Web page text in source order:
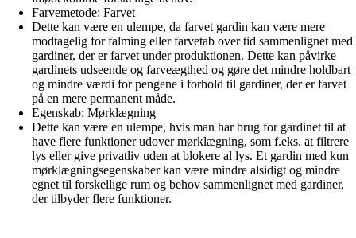
Farvemetode: Farvet
Dette kan være en ulempe, da farvet gardin kan være mere
modtagelig for falming eller farvetab over tid sammenlignet med
gardiner, der er farvet under produktionen. Dette kan påvirke
gardinets udseende og farveægthed og gøre det mindre holdbart
og mindre værdi for pengene i forhold til gardiner, der er farvet
på en mere permanent måde.
Egenskab: Mørklægning
Dette kan være en ulempe, hvis man har brug for gardinet til at
have flere funktioner udover mørklægning, som f.eks. at filtrere
lys eller give privatliv uden at blokere al lys. Et gardin med kun
mørklægningsegenskaber kan være mindre alsidigt og mindre
egnet til forskellige rum og behov sammenlignet med gardiner,
der tilbyder flere funktioner.